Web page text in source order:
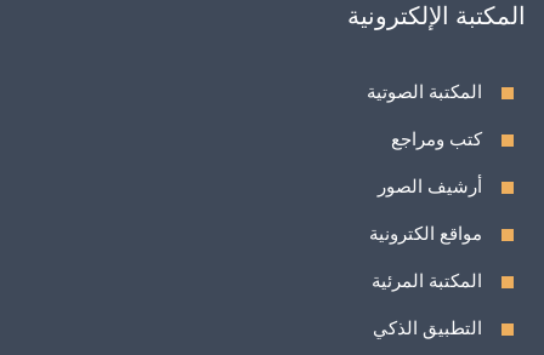
المكتبة الإلكترونية
المكتبة الصوتية
كتب ومراجع
أرشيف الصور
مواقع الكترونية
المكتبة المرئية
التطبيق الذكي